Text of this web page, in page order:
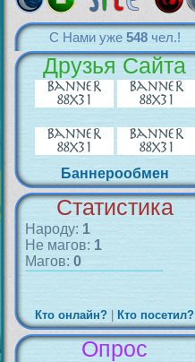
С Нами уже 548чел.!
Друзья Сайта
Баннерообмен
Статистика
Народу: 1
Не магов: 1
Магов: 0
Кто онлайн? Кто посетил?
Опрос